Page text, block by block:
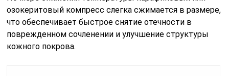
озокеритовый компресс слегка сжимается в размере,
что обеспечивает быстрое снятие отечности в
поврежденном сочленении и улучшение структуры
кожного покрова.